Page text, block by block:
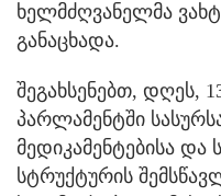
ხელმძღვანელმა
განაცხადა.
შეგახსენებთ, დღეს,
პარლამენტში
მედიკამენტებისა და
სტრუქტურის